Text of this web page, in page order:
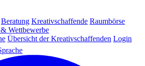
Beratung Kreativschaffende Raumbörse
Wettbewerbe
Übersicht der Kreativschaffenden Login